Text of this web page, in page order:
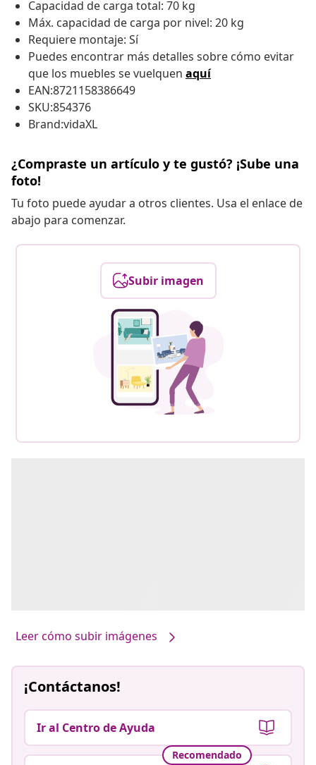
Capacidad de carga total: 70 kg
Máx. capacidad de carga por nivel: 20 kg
Requiere montaje: Sí
Puedes encontrar más detalles sobre cómo evitar
que los muebles se vuelquen aquí
EAN:8721158386649
SKU:854376
Brand:vidaXL
¿Compraste un artículo y te gustó? ¡Sube una
foto!
Tu foto puede ayudar a otros clientes. Usa el enlace de
abajo para comenzar.
Subir imagen
Leer cómo subir imágenes
¡Contáctanos!
Ir al Centro de Ayuda
Recomendado